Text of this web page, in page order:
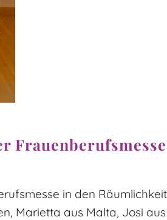
Frauenberufsmesse
in den
Marietta aus Malta, Josi